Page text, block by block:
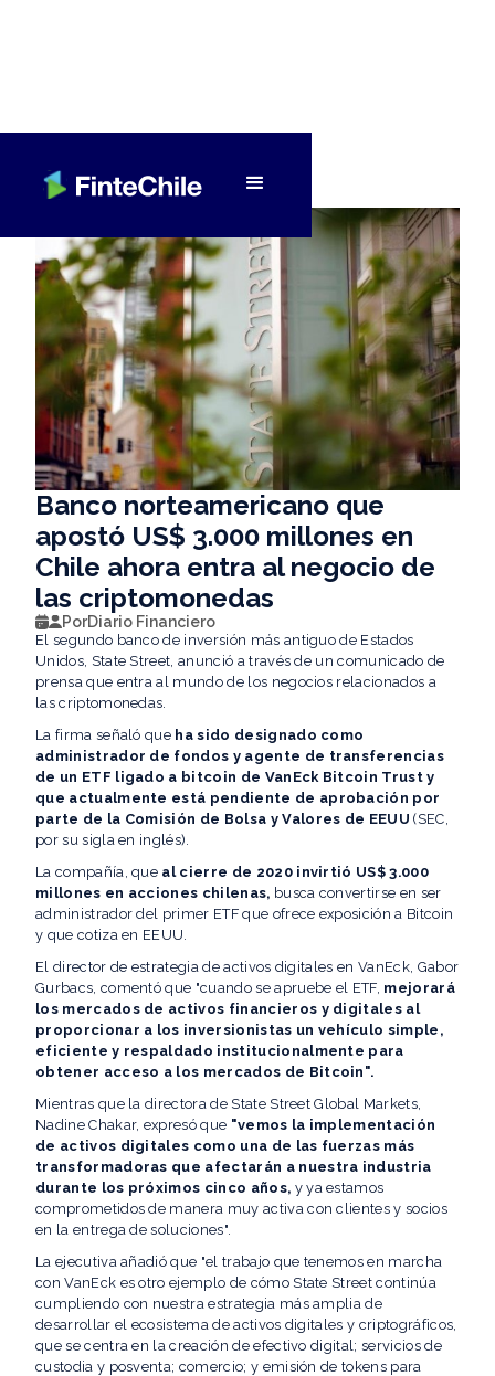
Banco norteamericano que
apostó US$ 3.000 millones en
Chile ahora entra al negocio de
las criptomonedas
PorDiario Financiero
El segundo banco de inversión más antiguo de Estados
Unidos, State Street, anunció a través de un comunicado de
prensa que entra al mundo de los negocios relacionados a
las criptomonedas.
La firma señaló que ha sido designado como
administrador de fondos y agente de transferencias
de un ETF ligado a bitcoin de VanEck Bitcoin Trust y
que actualmente está pendiente de aprobación por
parte de la Comisión de Bolsa y Valores de EEUU (SEC,
por su sigla en inglés).
La compañía, que al cierre de 2020 invirtió US$ 3.000
millones en acciones chilenas, busca convertirse en ser
administrador del primer ETF que ofrece exposición a Bitcoin
y que cotiza en EEUU.
El director de estrategia de activos digitales en VanEck, Gabor
Gurbacs, comentó que "cuando se apruebe el ETF, mejorará
los mercados de activos financieros y digitales al
proporcionar a los inversionistas un vehículo simple,
eficiente y respaldado institucionalmente para
obtener acceso a los mercados de Bitcoin".
Mientras que la directora de State Street Global Markets,
Nadine Chakar, expresó que "vemos la implementación
de activos digitales como una de las fuerzas más
transformadoras que afectarán a nuestra industria
durante los próximos cinco años, y ya estamos
comprometidos de manera muy activa con clientes y socios
en la entrega de soluciones".
La ejecutiva añadió que "el trabajo que tenemos en marcha
con VanEck es otro ejemplo de cómo State Street continúa
cumpliendo con nuestra estrategia más amplia de
desarrollar el ecosistema de activos digitales y criptográficos,
que se centra en la creación de efectivo digital; servicios de
custodia y posventa; comercio; y emisión de tokens para